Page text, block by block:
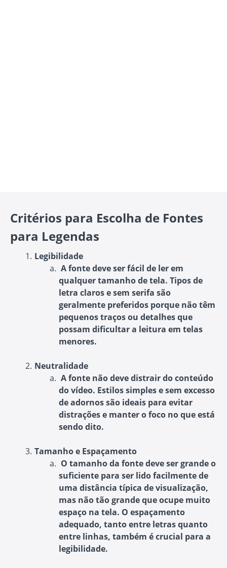
Critérios para Escolha de Fontes
para Legendas
Legibilidade
A fonte deve ser fácil de ler em
qualquer tamanho de tela. Tipos de
letra claros e sem serifa são
geralmente preferidos porque não têm
pequenos traços ou detalhes que
possam dificultar a leitura em telas
menores.
Neutralidade
A fonte não deve distrair do conteúdo
do vídeo. Estilos simples e sem excesso
de adornos são ideais para evitar
distrações e manter o foco no que está
sendo dito.
Tamanho e Espaçamento
O tamanho da fonte deve ser grande o
suficiente para ser lido facilmente de
uma distância típica de visualização,
mas não tão grande que ocupe muito
espaço na tela. O espaçamento
adequado, tanto entre letras quanto
entre linhas, também é crucial para a
legibilidade.